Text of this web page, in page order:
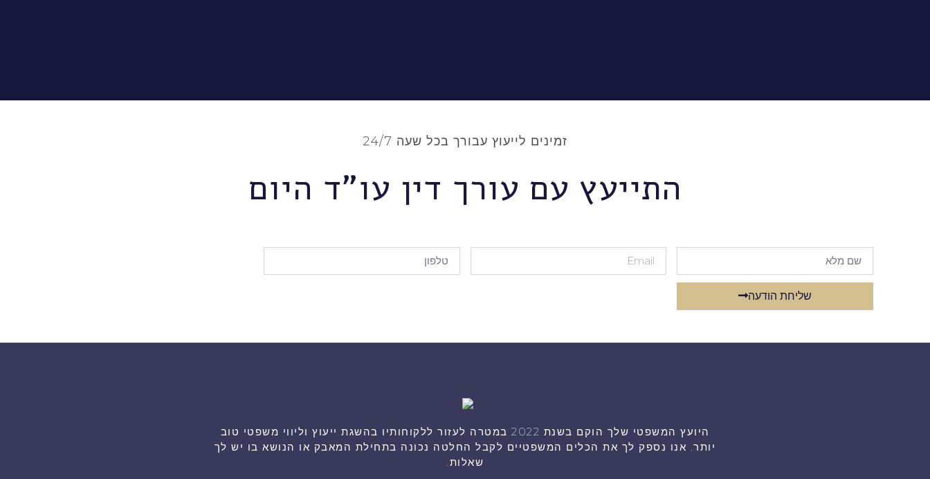
זמינים לייעוץ עבורך בכל שעה 24/7
התייעץ עם עורך דין עו"ד היום
שליחת הודעה
היועץ המשפטי שלך הוקם בשנת 2022 במטרה לעזור ללקוחותיו בהשגת ייעוץ וליווי משפטי טוב
יותר. אנו נספק לך את הכלים המשפטיים לקבל החלטה נכונה בתחילת המאבק או הנושא בו יש לך
שאלות.